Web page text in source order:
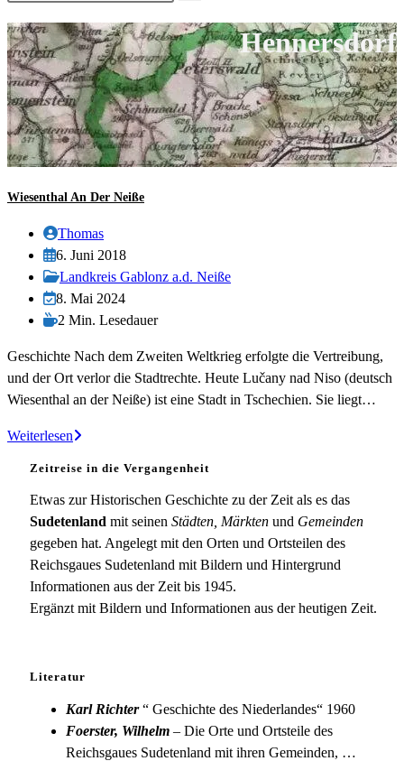
durchsuchen
Hennersdorf
Wiesenthal An Der Neiße
Beitrags-
Autor:
Thomas
Beitrag
veröffentlicht:
6. Juni 2018
Beitrags-
Kategorie:
Landkreis Gablonz a.d. Neiße
Beitrag
zuletzt
am:
8. Mai 2024
Lesedauer:
2 Min. Lesedauer
Geschichte Nach dem Zweiten Weltkrieg erfolgte die Vertreibung,
und der Ort verlor die Stadtrechte. Heute Lučany nad Niso (deutsch
Wiesenthal an der Neiße) ist eine Stadt in Tschechien. Sie liegt…
WeiterlesenWiesenthal
Neiße
Zeitreise in die Vergangenheit
Etwas zur Historischen Geschichte zu der Zeit als es das
Sudetenland mit seinen Städten, Märkten und Gemeinden
gegeben hat. Angelegt mit den Orten und Ortsteilen des
Reichsgaues Sudetenland mit Bildern und Hintergrund
Informationen aus der Zeit bis 1945.
Ergänzt mit Bildern und Informationen aus der heutigen Zeit.
Literatur
Karl Richter“ Geschichte des Niederlandes“ 1960
Foerster, Wilhelm – Die Orte und Ortsteile des
Reichsgaues Sudetenland mit ihren Gemeinden, …